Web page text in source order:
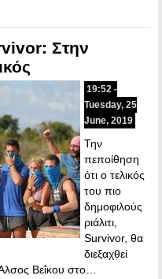
Στην
19:52 -
Tuesday, 25
June, 2019
Την
πεποίθηση
ότι ο τελικός
του πιο
δημοφιλούς
ριάλιτι,
Survivor, θα
διεξαχθεί
Βεΐκου στο…